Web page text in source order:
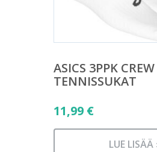
ASICS 3PPK
TENNISSUKAT
11,99 €
LUE LISÄÄ